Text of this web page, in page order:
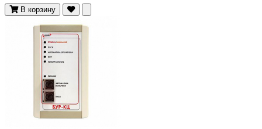
В корзину